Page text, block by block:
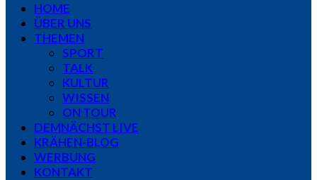
HOME
ÜBER UNS
THEMEN
SPORT
TALK
KULTUR
WISSEN
ON TOUR
DEMNÄCHST LIVE
KRÄHEN-BLOG
WERBUNG
KONTAKT